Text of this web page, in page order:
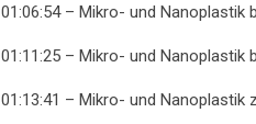
01:06:54 – Mikro- und
01:11:25 – Mikro- und Nanoplastik
01:13:41 – Mikro- und Nanoplastik